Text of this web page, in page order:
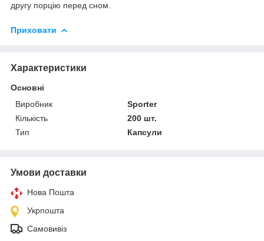
другу порцію перед сном.
Приховати
Характеристики
Основні
Виробник
Sporter
Кількість
200 шт.
Тип
Капсули
Умови доставки
Нова Пошта
Укрпошта
Самовивіз